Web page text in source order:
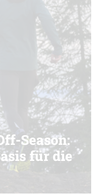
Season:
für die